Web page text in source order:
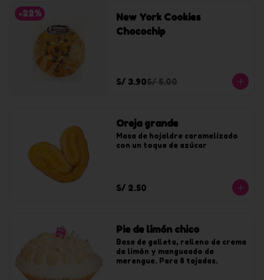
-22%
New York Cookies
Chocochip
S/ 3.90S/ 5.00
Oreja grande
Masa de hojaldre caramelizado
con un toque de azúcar
S/ 2.50
Pie de limón chico
Base de galleta, relleno de crema
de limón y mangueado de
merengue. Para 8 tajadas.